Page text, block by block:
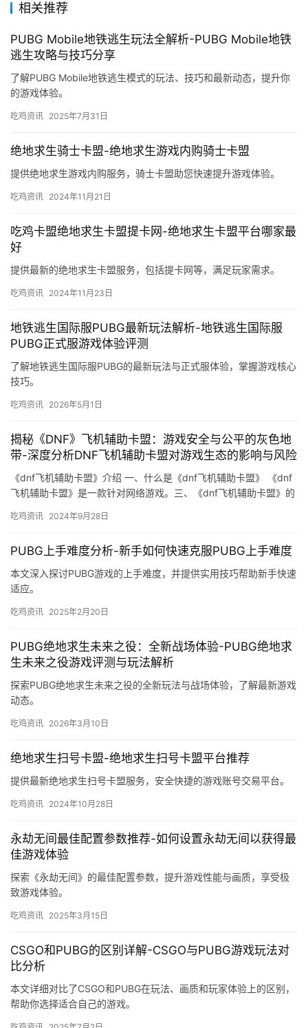
相关推荐
PUBG Mobile地铁逃生玩法全解析-PUBG Mobile地铁
逃生攻略与技巧分享
了解PUBG Mobile地铁逃生模式的玩法、技巧和最新动态，提升你
的游戏体验。
吃鸡资讯 2025年7月31日
绝地求生骑士卡盟-绝地求生游戏内购骑士卡盟
提供绝地求生游戏内购服务，骑士卡盟助您快速提升游戏体验。
吃鸡资讯 2024年11月21日
吃鸡卡盟绝地求生卡盟提卡网-绝地求生卡盟平台哪家最
好
提供最新的绝地求生卡盟服务，包括提卡网等，满足玩家需求。
吃鸡资讯 2024年11月23日
地铁逃生国际服PUBG最新玩法解析-地铁逃生国际服
PUBG正式服游戏体验评测
了解地铁逃生国际服PUBG的最新玩法与正式服体验，掌握游戏核心
技巧。
吃鸡资讯 2026年5月1日
揭秘《DNF》飞机辅助卡盟：游戏安全与公平的灰色地
带-深度分析DNF飞机辅助卡盟对游戏生态的影响与风险
《dnf飞机辅助卡盟》介绍 一、什么是《dnf飞机辅助卡盟》 《dnf
飞机辅助卡盟》是一款针对网络游戏。三、《dnf飞机辅助卡盟》的
吃鸡资讯 2024年9月28日
PUBG上手难度分析-新手如何快速克服PUBG上手难度
本文深入探讨PUBG游戏的上手难度，并提供实用技巧帮助新手快速
适应。
吃鸡资讯 2025年2月20日
PUBG绝地求生未来之役：全新战场体验-PUBG绝地求
生未来之役游戏评测与玩法解析
探索PUBG绝地求生未来之役的全新玩法与战场体验，了解最新游戏
动态。
吃鸡资讯 2026年3月10日
绝地求生扫号卡盟-绝地求生扫号卡盟平台推荐
提供最新绝地求生扫号卡盟服务，安全快捷的游戏账号交易平台。
吃鸡资讯 2024年10月28日
永劫无间最佳配置参数推荐-如何设置永劫无间以获得最
佳游戏体验
探索《永劫无间》的最佳配置参数，提升游戏性能与画质，享受极
致游戏体验。
吃鸡资讯 2025年3月15日
CSGO和PUBG的区别详解-CSGO与PUBG游戏玩法对
比分析
本文详细对比了CSGO和PUBG在玩法、画质和玩家体验上的区别，
帮助你选择适合自己的游戏。